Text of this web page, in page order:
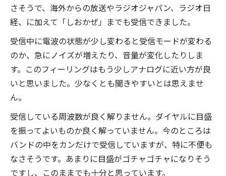
さそうで、海外からの放送やラジオジャパン、ラジオ日
経、に加えて「しおかぜ」までも受信できました。
受信中に電波の状態が少し変わると受信モードが変わる
のか、急にノイズが増えたり、音量が変化したりしま
す。このフィーリングはもう少しアナログに近い方が良
いと思いました。少なくとも聞きやすいとは思えませ
ん。
受信している周波数が良く解りません。ダイヤルに目盛
を振ってよいものか良く解っていません。今のところは
バンドの中をカンだけで受信していますが、特に不便も
なさそうです。あまりに目盛がゴチャゴチャになりそう
ですし、このままでも十分と思っています。